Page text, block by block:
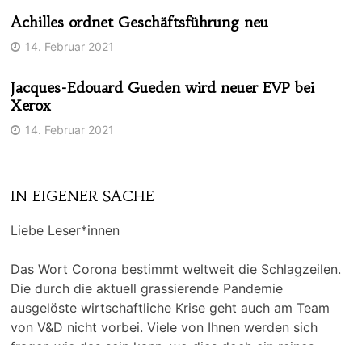
Achilles ordnet Geschäftsführung neu
14. Februar 2021
Jacques-Edouard Gueden wird neuer EVP bei
Xerox
14. Februar 2021
IN EIGENER SACHE
Liebe Leser*innen
Das Wort Corona bestimmt weltweit die Schlagzeilen.
Die durch die aktuell grassierende Pandemie
ausgelöste wirtschaftliche Krise geht auch am Team
von V&D nicht vorbei. Viele von Ihnen werden sich